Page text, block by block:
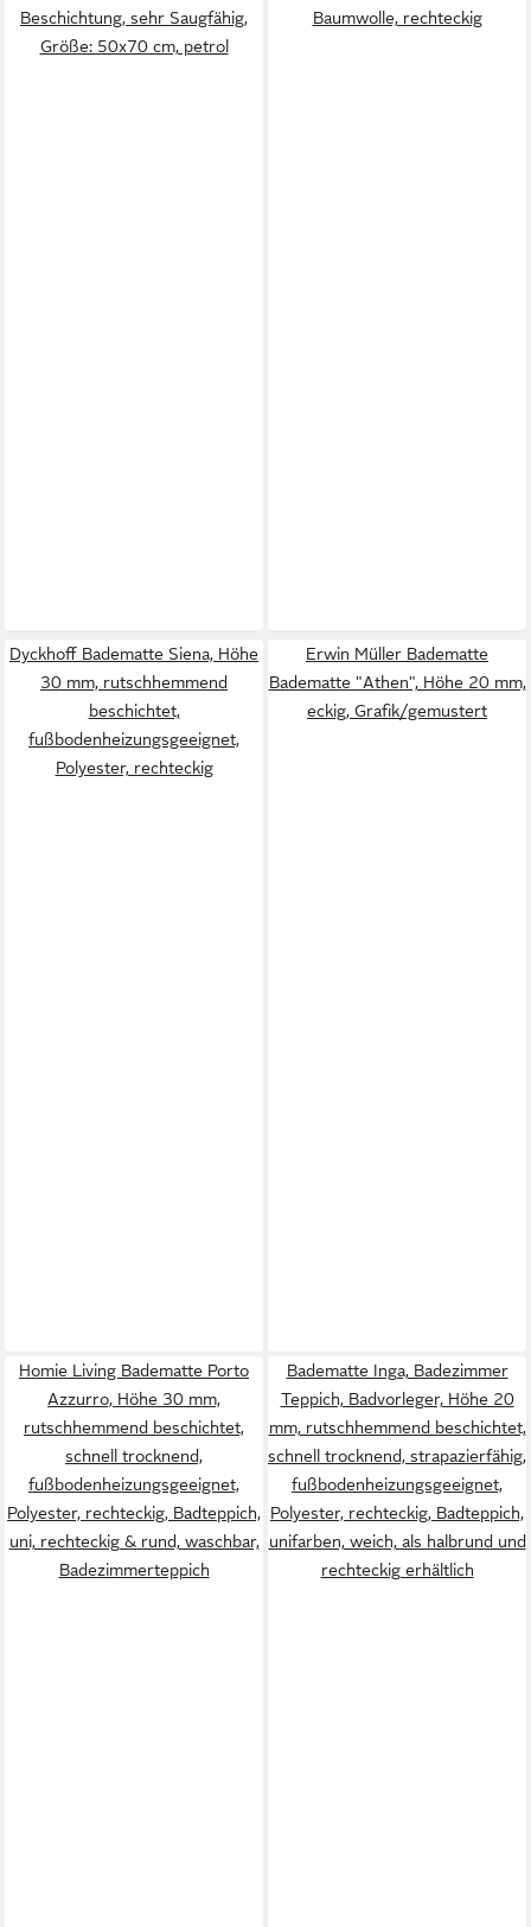
Beschichtung, sehr Saugfähig,
Größe: 50x70 cm, petrol
Baumwolle, rechteckig
Dyckhoff Badematte Siena, Höhe
30 mm, rutschhemmend
beschichtet,
fußbodenheizungsgeeignet,
Polyester, rechteckig
Erwin Müller Badematte
Badematte "Athen", Höhe 20 mm,
eckig, Grafik/gemustert
Homie Living Badematte Porto
Azzurro, Höhe 30 mm,
rutschhemmend beschichtet,
schnell trocknend,
fußbodenheizungsgeeignet,
Polyester, rechteckig, Badteppich,
uni, rechteckig & rund, waschbar,
Badezimmerteppich
Badematte Inga, Badezimmer
Teppich, Badvorleger, Höhe 20
mm, rutschhemmend beschichtet,
schnell trocknend, strapazierfähig,
fußbodenheizungsgeeignet,
Polyester, rechteckig, Badteppich,
unifarben, weich, als halbrund und
rechteckig erhältlich